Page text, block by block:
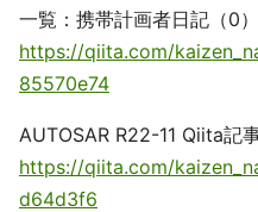
一覧：携帯計画者日記（0）
https://qiita.com/
85570e74
AUTOSAR R22-11 Qiita記
https://qiita.com/
d64d3f6